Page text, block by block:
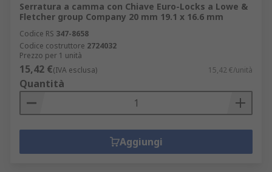
Serratura a camma con Chiave Euro-Locks a Lowe &
Fletcher group Company 20 mm 19.1 x 16.6 mm
Codice RS 347-8658
Codice costruttore 2724032
Prezzo per 1 unità
15,42 €(IVA esclusa) 15,42 €/unità
Quantità
Aggiungi